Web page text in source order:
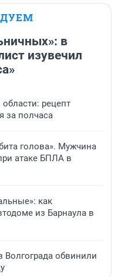
в
изувечил
рецепт
за полчаса
голова». Мужчина
атаке БПЛА в
как
из Барнаула в
Волгограда обвинили